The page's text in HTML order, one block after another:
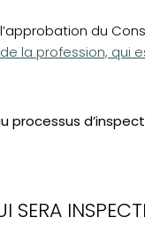
du
la profession, qui
SERA